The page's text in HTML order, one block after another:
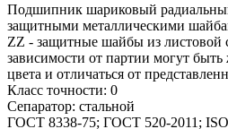
Подшипник шариковый
защитными металлическими
ZZ - защитные шайбы из листовой
зависимости от партии могут быть
цвета и отличаться от
Класс точности: 0
Сепаратор: стальной
ГОСТ 8338-75; ГОСТ 520-2011;